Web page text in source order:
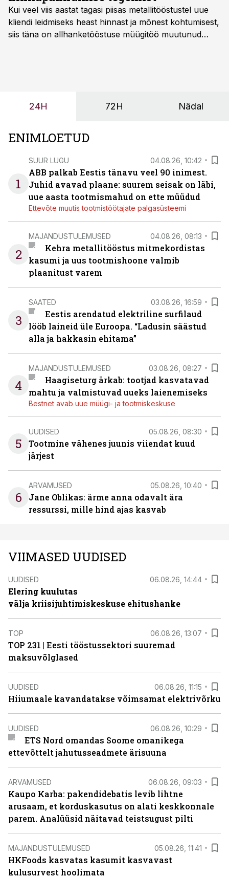
Kui veel viis aastat tagasi piisas metallitööstustel uue
kliendi leidmiseks heast hinnast ja mõnest kohtumisest,
siis täna on allhanketööstuse müügitöö muutunud
24H 72H Nädal
ENIMLOETUD
1
SUUR LUGU 04.08.26, 10:42
ABB palkab Eestis tänavu veel 90 inimest.
Juhid avavad plaane: suurem seisak on läbi,
uue aasta tootmismahud on ette müüdud
Ettevõte muutis tootmistöötajate palgasüsteemi
2
MAJANDUSTULEMUSED 04.08.26, 08:13
Kehra metallitööstus mitmekordistas
kasumi ja uus tootmishoone valmib
plaanitust varem
3
SAATED 03.08.26, 16:59
Eestis arendatud elektriline surfilaud
lööb laineid üle Euroopa. “Ladusin säästud
alla ja hakkasin ehitama”
4
MAJANDUSTULEMUSED 03.08.26, 08:27
Haagiseturg ärkab: tootjad kasvatavad
mahtu ja valmistuvad uueks laienemiseks
Bestnet avab uue müügi- ja tootmiskeskuse
5
UUDISED 05.08.26, 08:30
Tootmine vähenes juunis viiendat kuud
järjest
6
ARVAMUSED 05.08.26, 10:40
Jane Oblikas: ärme anna odavalt ära
ressurssi, mille hind ajas kasvab
VIIMASED UUDISED
UUDISED 06.08.26, 14:44
Elering kuulutas
välja kriisijuhtimiskeskuse ehitushanke
TOP 06.08.26, 13:07
TOP 231 | Eesti tööstussektori suuremad
maksuvõlglased
UUDISED 06.08.26, 11:15
Hiiumaale kavandatakse võimsamat elektrivõrku
UUDISED 06.08.26, 10:29
ETS Nord omandas Soome omanikega
ettevõttelt jahutusseadmete ärisuuna
ARVAMUSED 06.08.26, 09:03
Kaupo Karba: pakendidebatis levib lihtne
arusaam, et korduskasutus on alati keskkonnale
parem. Analüüsid näitavad teistsugust pilti
MAJANDUSTULEMUSED 05.08.26, 11:41
HKFoods kasvatas kasumit kasvavast
kulusurvest hoolimata